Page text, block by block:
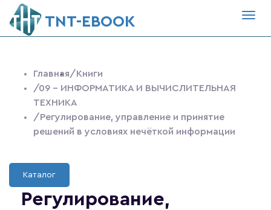
ТNT-EBOOK
Главная/Книги
/09 - ИНФОРМАТИКА И ВЫЧИСЛИТЕЛЬНАЯ
ТЕХНИКА
/Регулирование, управление и принятие
решений в условиях нечёткой информации
Каталог
Регулирование,